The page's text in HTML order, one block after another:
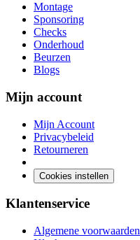
Montage
Sponsoring
Checks
Onderhoud
Beurzen
Blogs
Mijn account
Mijn Account
Privacybeleid
Retourneren
Cookies instellen
Klantenservice
Algemene voorwaarden